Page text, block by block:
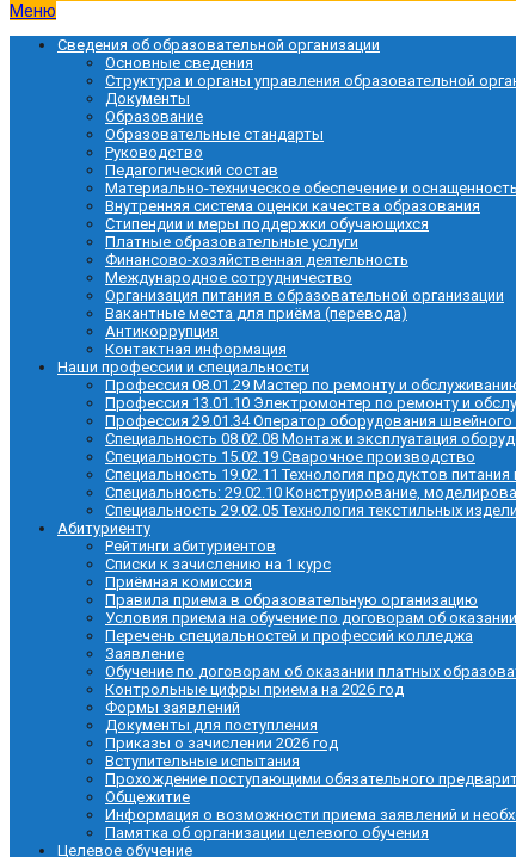
Меню
Сведения об образовательной организации
Основные сведения
Структура и органы управления образовательной
Документы
Образование
Образовательные стандарты
Руководство
Педагогический состав
Материально-техническое обеспечение и
Внутренняя система оценки качества образования
Стипендии и меры поддержки обучающихся
Платные образовательные услуги
Финансово-хозяйственная деятельность
Международное сотрудничество
Организация питания в образовательной организации
Вакантные места для приёма (перевода)
Антикоррупция
Контактная информация
Наши профессии и специальности
Профессия 08.01.29 Мастер по ремонту и
Профессия 13.01.10 Электромонтер по ремонту и
Профессия 29.01.34 Оператор оборудования
Специальность 08.02.08 Монтаж и эксплуатация
Специальность 15.02.19 Сварочное производство
Специальность 19.02.11 Технология продуктов
Специальность: 29.02.10 Конструирование,
Специальность 29.02.05 Технология текстильных
Абитуриенту
Рейтинги абитуриентов
Списки к зачислению на 1 курс
Приёмная комиссия
Правила приема в образовательную организацию
Условия приема на обучение по договорам об
Перечень специальностей и профессий колледжа
Заявление
Обучение по договорам об оказании платных
Контрольные цифры приема на 2026 год
Формы заявлений
Документы для поступления
Приказы о зачислении 2026 год
Вступительные испытания
Прохождение поступающими обязательного
Общежитие
Информация о возможности приема заявлений и
Памятка об организации целевого обучения
Целевое обучение